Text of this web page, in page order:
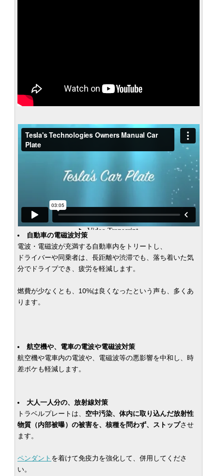
自動車の電磁波対策
電波・電磁波が充満する自動車内をトリートし、
ドライバーや同乗者は、長距離や渋滞でも、落ち着いた気
分でドライブでき、疲労を軽減します。
燃費が少なくとも、10%は良くなったという声も、多くあ
ります。
航空機や、電車の電波や電磁波対策
航空機や電車内の電波や、電磁波等の悪影響を中和し、時
差ボケも軽減します。
大人一人分の、放射線対策
トラベルプレートは、 空中汚染、体内に取り込んだ放射性
物質（内部被曝）の被害を、核種を問わず、ストップさせ
ます。
ペンダント を着けて免疫力を強化して、併用してくださ
い。